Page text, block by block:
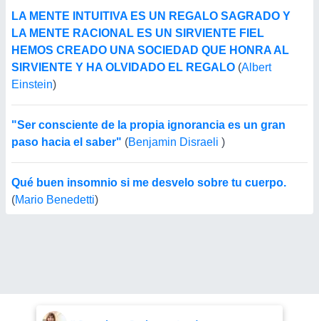
LA MENTE INTUITIVA ES UN REGALO SAGRADO Y
LA MENTE RACIONAL ES UN SIRVIENTE FIEL
HEMOS CREADO UNA SOCIEDAD QUE HONRA AL
SIRVIENTE Y HA OLVIDADO EL REGALO (Albert
Einstein)
"Ser consciente de la propia ignorancia es un gran
paso hacia el saber" (Benjamin Disraeli )
Qué buen insomnio si me desvelo sobre tu cuerpo.
(Mario Benedetti)